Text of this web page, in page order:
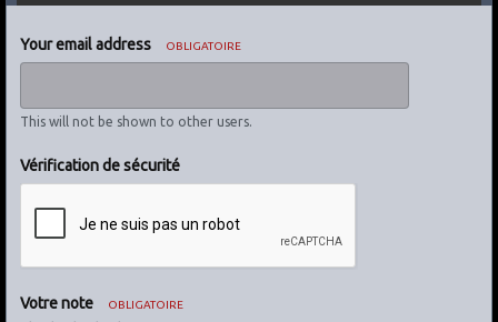
Your email address OBLIGATOIRE
This will not be shown to other users.
Vérification de sécurité
Votre note OBLIGATOIRE